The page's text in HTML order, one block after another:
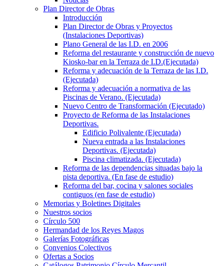
Plan Director de Obras
Introducción
Plan Director de Obras y Proyectos
(Instalaciones Deportivas)
Plano General de las I.D. en 2006
Reforma del restaurante y construcción de nuevo
Kiosko-bar en la Terraza de I.D.(Ejecutada)
Reforma y adecuación de la Terraza de las I.D.
(Ejecutada)
Reforma y adecuación a normativa de las
Piscinas de Verano. (Ejecutada)
Nuevo Centro de Transformación (Ejecutado)
Proyecto de Reforma de las Instalaciones
Deportivas.
Edificio Polivalente (Ejecutada)
Nueva entrada a las Instalaciones
Deportivas. (Ejecutada)
Piscina climatizada. (Ejecutada)
Reforma de las dependencias situadas bajo la
pista deportiva. (En fase de estudio)
Reforma del bar, cocina y salones sociales
contiguos (en fase de estudio)
Memorias y Boletines Digitales
Nuestros socios
Círculo 500
Hermandad de los Reyes Magos
Galerías Fotográficas
Convenios Colectivos
Ofertas a Socios